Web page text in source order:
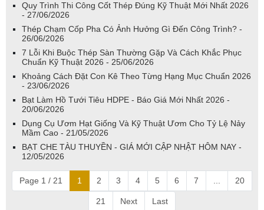
Quy Trình Thi Công Cốt Thép Đúng Kỹ Thuật Mới Nhất 2026
- 27/06/2026
Thép Chạm Cốp Pha Có Ảnh Hưởng Gì Đến Công Trình? -
26/06/2026
7 Lỗi Khi Buộc Thép Sàn Thường Gặp Và Cách Khắc Phục
Chuẩn Kỹ Thuật 2026 - 25/06/2026
Khoảng Cách Đặt Con Kê Theo Từng Hạng Mục Chuẩn 2026
- 23/06/2026
Bạt Làm Hồ Tưới Tiêu HDPE - Báo Giá Mới Nhất 2026 -
20/06/2026
Dụng Cụ Ươm Hạt Giống Và Kỹ Thuật Ươm Cho Tỷ Lệ Nảy
Mầm Cao - 21/05/2026
BẠT CHE TÀU THUYỀN - GIÁ MỚI CẬP NHẬT HÔM NAY -
12/05/2026
Page 1 / 21 1 2 3 4 5 6 7 ... 20
21 Next Last